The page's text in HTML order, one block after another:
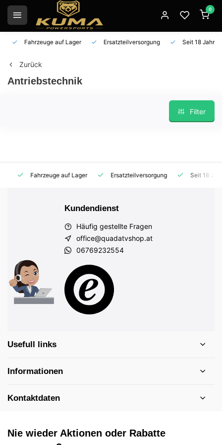
0
Fahrzeuge auf Lager Ersatzteilversorgung Seit 18 Jahren
Zurück
Antriebstechnik
Filter
Fahrzeuge auf Lager Ersatzteilversorgung Seit 18
Kundendienst
Häufig gestellte Fragen
office@quadatvshop.at
06769232554
Usefull links
Informationen
Kontaktdaten
Nie wieder Aktionen oder Rabatte